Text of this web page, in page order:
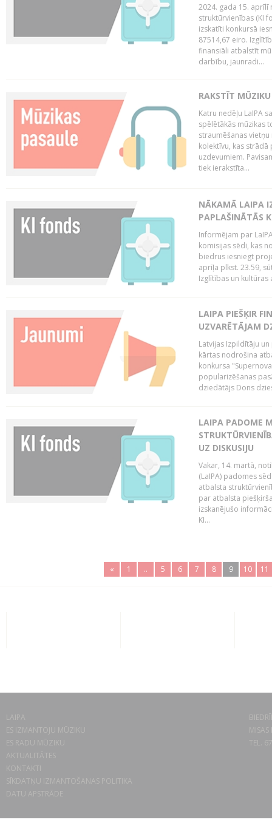
2024. gada 15. aprīlī
struktūrvienības (KI
izskatīti konkursā
87514,67 eiro.
finansiāli atbalstīt
darbību, jaunradi...
RAKSTĪT
Katru nedēļu LaIPA
spēlētākās mūzikas
straumēšanas
kolektīvu, kas
uzdevumiem.
tiek ierakstīta...
NĀKAMĀ LAIPA
PAPLAŠINĀTĀS
Informējam par
komisijas sēdi, kas
biedrus iesniegt
aprīļa plkst. 23.59,
Izglītības un kultūras
LAIPA PIEŠĶIR
UZVARĒTĀJAM
Latvijas Izpildītāju
kārtas nodrošina
konkursa
popularizēšanas
dziedātājs Dons
LAIPA PADOME
UZ DISKUSIJU
Vakar, 14. martā,
(LaIPA) padomes
atbalsta
par atbalsta
izskanējušo
KI...
« 1 .. 5 6 7 8 9 10 11
LAIPA
ES IZMANTOJU MŪZIKU
ES RADU MŪZIKU
AKTUALITĀTES
KONTAKTI
SĪKDATŅU IZMANTOŠANAS POLITIKA
DATU APSTRĀDE
TEL.